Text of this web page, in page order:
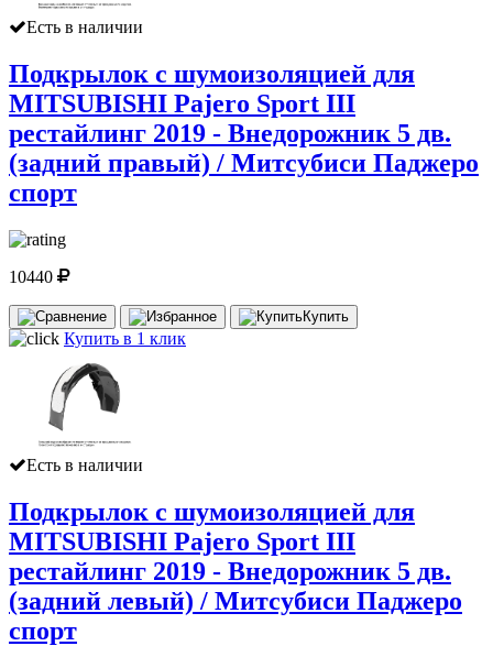
Есть в наличии
Подкрылок с шумоизоляцией для
MITSUBISHI Pajero Sport III
рестайлинг 2019 - Внедорожник 5 дв.
(задний правый) / Митсубиси Паджеро
спорт
10440
Купить
Купить в 1 клик
Есть в наличии
Подкрылок с шумоизоляцией для
MITSUBISHI Pajero Sport III
рестайлинг 2019 - Внедорожник 5 дв.
(задний левый) / Митсубиси Паджеро
спорт